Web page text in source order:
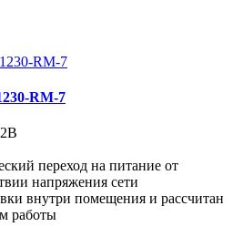
RM-7
переход на питание от
напряжения сети
внутри помещения и рассчитан
работы